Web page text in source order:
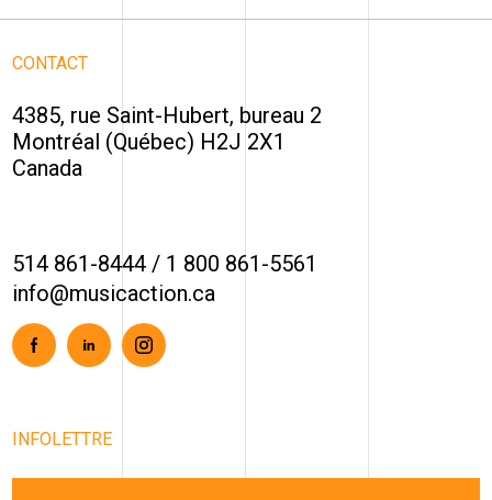
CONTACT
4385, rue Saint-Hubert, bureau 2
Montréal (Québec) H2J 2X1
Canada
514 861-8444 / 1 800 861-5561
info@musicaction.ca
FacebookLinkedinInstagram
INFOLETTRE